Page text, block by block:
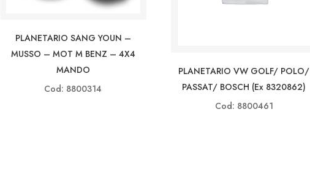
PLANETARIO SANG YOUN –
MUSSO – MOT M BENZ – 4X4
MANDO
Cod: 8800314
PLANETARIO VW GOLF/ POLO/
PASSAT/ BOSCH (ex 8320862)
Cod: 8800461